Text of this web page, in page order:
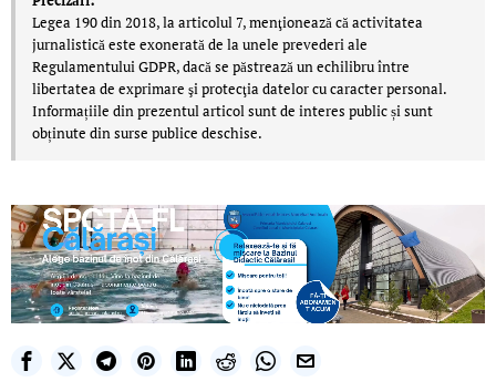
Legea 190 din 2018, la articolul 7, menţionează că activitatea
jurnalistică este exonerată de la unele prevederi ale
Regulamentului GDPR, dacă se păstrează un echilibru între
libertatea de exprimare şi protecţia datelor cu caracter personal.
Informațiile din prezentul articol sunt de interes public și sunt
obținute din surse publice deschise.